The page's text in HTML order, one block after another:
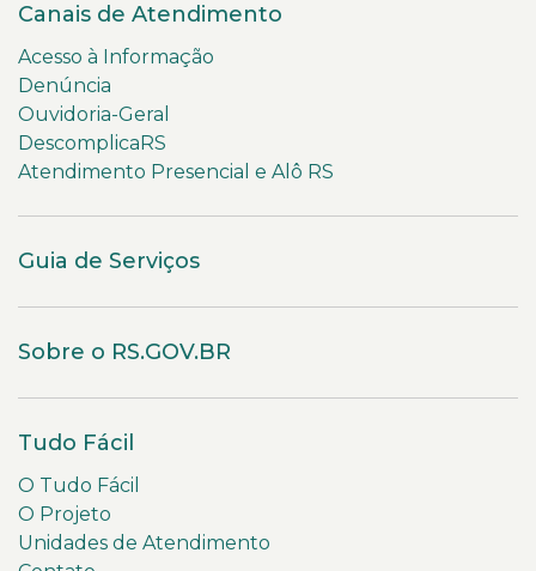
Canais de Atendimento
Acesso à Informação
Denúncia
Ouvidoria-Geral
DescomplicaRS
Atendimento Presencial e Alô RS
Guia de Serviços
Sobre o RS.GOV.BR
Tudo Fácil
O Tudo Fácil
O Projeto
Unidades de Atendimento